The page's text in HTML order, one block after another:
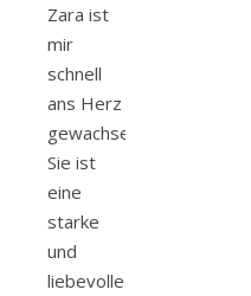
Zara ist
mir
schnell
ans Herz
gewachsen.
Sie ist
eine
starke
und
liebevolle